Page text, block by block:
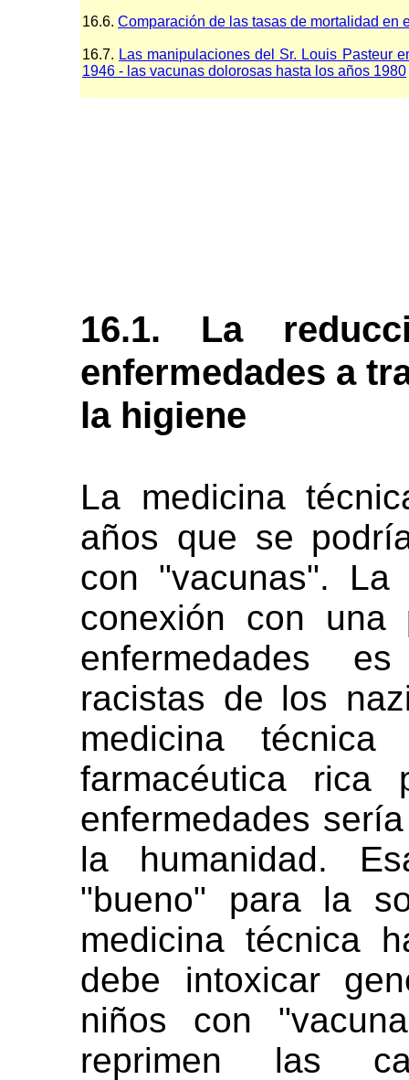
16.6. Comparación de las tasas de mortalidad en
16.7. Las manipulaciones del Sr. Louis Pasteur
1946 - las vacunas dolorosas hasta los años 1980
16.1. La
enfermedades a
la higiene
La medicina
años que se
con "vacunas".
conexión con una
enfermedades
racistas de los
medicina
farmacéutica rica
enfermedades
la humanidad.
"bueno" para la
medicina técnica
debe intoxicar
niños con
reprimen las